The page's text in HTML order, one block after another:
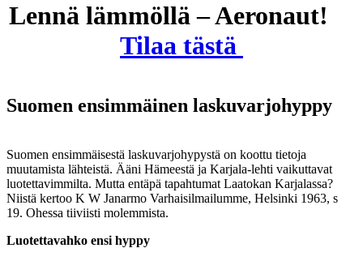
Lennä lämmöllä – Aeronaut!
Tilaa tästä
Suomen ensimmäinen laskuvarjohyppy
Suomen ensimmäisestä laskuvarjohypystä on koottu tietoja
muutamista lähteistä. Ääni Hämeestä ja Karjala-lehti vaikuttavat
luotettavimmilta. Mutta entäpä tapahtumat Laatokan Karjalassa?
Niistä kertoo K W Janarmo Varhaisilmailumme, Helsinki 1963, s
19. Ohessa tiiviisti molemmista.
Luotettavahko ensi hyppy